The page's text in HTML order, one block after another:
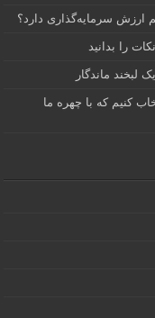
ارزش سرمایه‌گذاری دارد؟
را بدانید
لبخند ماندگار
کنیم که با چهره ما